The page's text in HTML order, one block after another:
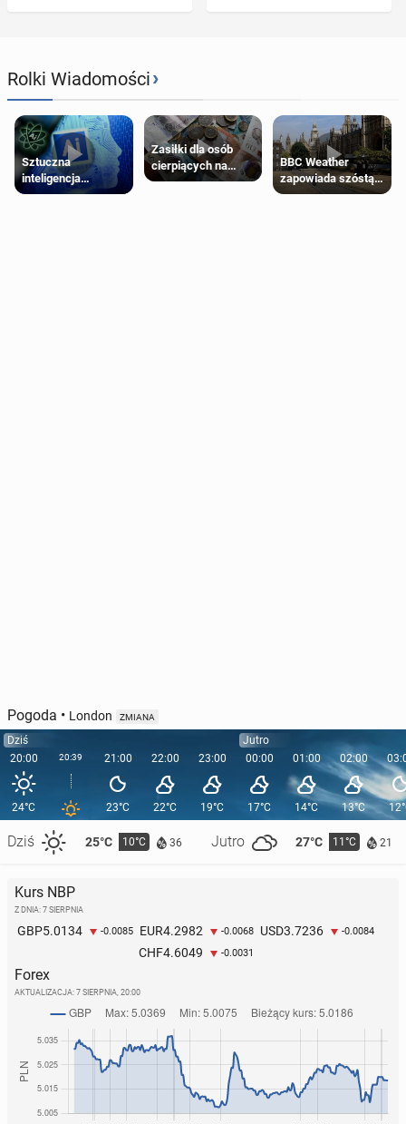
Rolki Wiadomości›
Sztuczna
inteligencja
próbowała oszukać
Zasiłki dla osób
cierpiących na
schorzenia
BBC Weather
zapowiada szóstą
falę upałów w
Pogoda • London ZMIANA
Dziś
20:00
24°C
Dziś 25°C 10°C 36 Jutro 27°C 11°C 21
20:39 21:00
23°C
22:00
22°C
23:00
19°C
Jutro
00:00
17°C
01:00
14°C
02:00
13°C
Kurs NBP
Z DNIA: 7 SIERPNIA
GBP5.0134 -0.0085 EUR4.2982 -0.0068 USD3.7236 -0.0084
CHF4.6049 -0.0031
Forex
AKTUALIZACJA: 7 SIERPNIA, 20:00